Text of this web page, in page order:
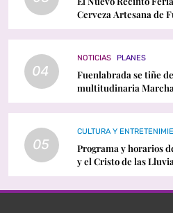
Cerveza Artesana de
conciertos y
04
NOTICIAS PLANES
Fuenlabrada se tiñe
multitudinaria
Orgullo LGTBI
05
CULTURA Y
Programa y horarios
y el Cristo de las